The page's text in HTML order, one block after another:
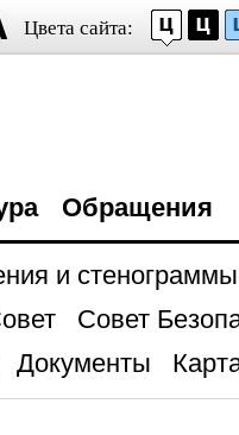
Цвета сайта:
Обращения
и стенограммы
Совет
Документы